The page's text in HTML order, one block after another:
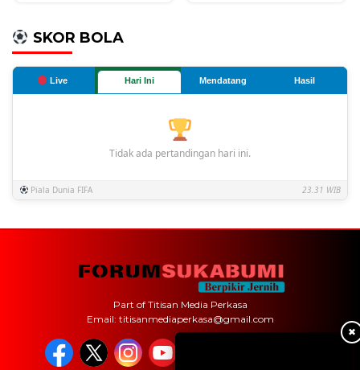
SKOR BOLA
Live Hari Ini Mendatang Hasil
Tidak ada pertandingan hari ini.
Piala Dunia FIFA 23.31 WIB
✖
Part of Titisan Media Perkasa
Email: titisanmediaperkasa@gmail.com